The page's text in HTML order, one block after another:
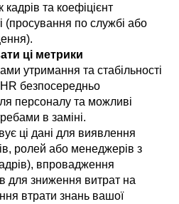
кадрів та коефіцієнт
(просування по службі або
ці метрики
утримання та стабільності
безпосередньо
персоналу та можливі
в заміні.
ці дані для виявлення
ролей або менеджерів з
впровадження
для зниження витрат на
втрати знань вашої